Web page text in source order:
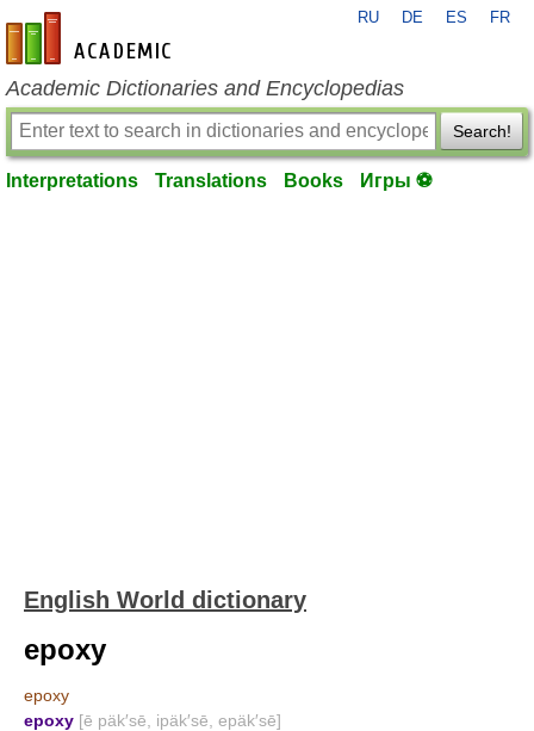
en-academic.com
RU DE ES FR
Academic Dictionaries and Encyclopedias
Search!
Interpretations Translations Books Игры ⚽
English World dictionary
epoxy
epoxy
epoxy [ē päk′sē, ipäk′sē, epäk′sē]